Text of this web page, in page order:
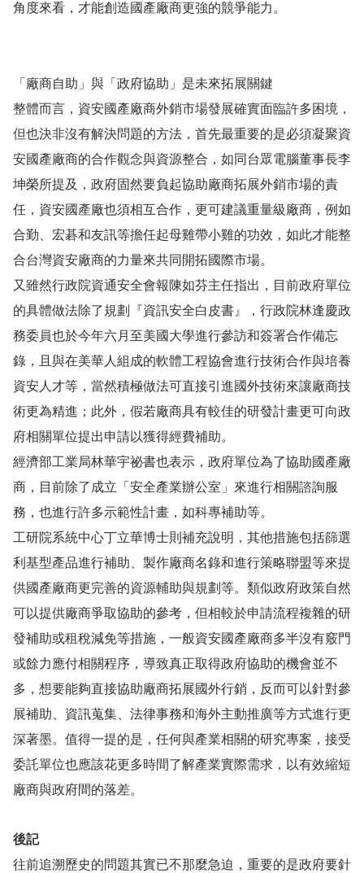
角度來看，才能創造國產廠商更強的競爭能力。
「廠商自助」與「政府協助」是未來拓展關鍵
整體而言，資安國產廠商外銷市場發展確實面臨許多困境，
但也決非沒有解決問題的方法，首先最重要的是必須凝聚資
安國產廠商的合作觀念與資源整合，如同台眾電腦董事長李
坤榮所提及，政府固然要負起協助廠商拓展外銷市場的責
任，資安國產廠也須相互合作，更可建議重量級廠商，例如
合勤、宏碁和友訊等擔任起母雞帶小雞的功效，如此才能整
合台灣資安廠商的力量來共同開拓國際市場。
又雖然行政院資通安全會報陳如芬主任指出，目前政府單位
的具體做法除了規劃『資訊安全白皮書』，行政院林逢慶政
務委員也於今年六月至美國大學進行參訪和簽署合作備忘
錄，且與在美華人組成的軟體工程協會進行技術合作與培養
資安人才等，當然積極做法可直接引進國外技術來讓廠商技
術更為精進；此外，假若廠商具有較佳的研發計畫更可向政
府相關單位提出申請以獲得經費補助。
經濟部工業局林華宇祕書也表示，政府單位為了協助國產廠
商，目前除了成立「安全產業辦公室」來進行相關諮詢服
務，也進行許多示範性計畫，如科專補助等。
工研院系統中心丁立華博士則補充說明，其他措施包括篩選
利基型產品進行補助、製作廠商名錄和進行策略聯盟等來提
供國產廠商更完善的資源輔助與規劃等。類似政府政策自然
可以提供廠商爭取協助的參考，但相較於申請流程複雜的研
發補助或租稅減免等措施，一般資安國產廠商多半沒有竅門
或餘力應付相關程序，導致真正取得政府協助的機會並不
多，想要能夠直接協助廠商拓展國外行銷，反而可以針對參
展補助、資訊蒐集、法律事務和海外主動推廣等方式進行更
深著墨。值得一提的是，任何與產業相關的研究專案，接受
委託單位也應該花更多時間了解產業實際需求，以有效縮短
廠商與政府間的落差。
後記
往前追溯歷史的問題其實已不那麼急迫，重要的是政府要針